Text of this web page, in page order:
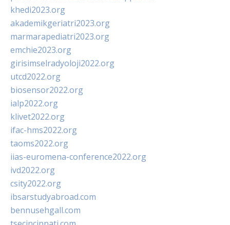
khedi2023.org
akademikgeriatri2023.org
marmarapediatri2023.org
emchie2023.org
girisimselradyoloji2022.org
utcd2022.org
biosensor2022.org
ialp2022.org
klivet2022.org
ifac-hms2022.org
taoms2022.org
iias-euromena-conference2022.org
ivd2022.org
csity2022.org
ibsarstudyabroad.com
bennusehgall.com